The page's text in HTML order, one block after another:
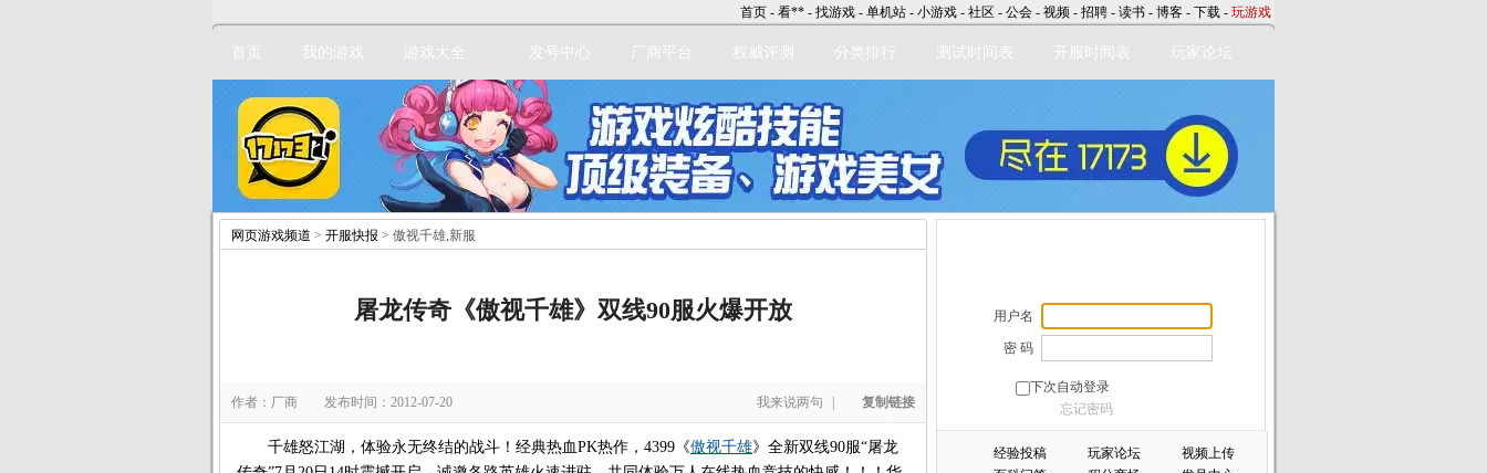
首页 - 看** - 找游戏 - 单机站 - 小游戏 - 社区 - 公会 - 视频 - 招聘 - 读书 - 博客 - 下载 - 玩游戏
首页 我的游戏 游戏大全 发号中心 厂商平台 权威评测 分类排行 测试时间表 开服时间表 玩家论坛
网页游戏频道 > 开服快报 > 傲视千雄,新服
屠龙传奇《傲视千雄》双线90服火爆开放
作者：厂商 发布时间：2012-07-20 我来说两句 复制链接
千雄怒江湖，体验永无终结的战斗！经典热血PK热作，4399《傲视千雄》全新双线90服“屠龙
立即注册
用户名
密 码
下次自动登录
忘记密码
经验投稿 玩家论坛
视频上传